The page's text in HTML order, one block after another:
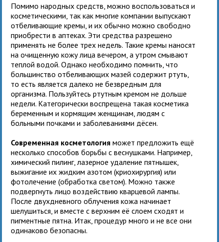
Помимо народных средств, можно воспользоваться и
косметическими, так как многие компании выпускают
отбеливающие кремы, и их обычно можно свободно
приобрести в аптеках. Эти средства разрешено
применять не более трех недель. Такие кремы наносят
на очищенную кожу лица вечером, а утром смывают
теплой водой. Однако необходимо помнить, что
большинство отбеливающих мазей содержит ртуть,
то есть является далеко не безвредным для
организма. Пользуйтесь ртутным кремом не дольше
недели. Категорически воспрещена такая косметика
беременным и кормящим женщинам, людям с
больными почками и заболеваниями дёсен.
Современная косметология может предложить ещё
несколько способов борьбы с веснушками. Например,
химический пилинг, лазерное удаление пятнышек,
выжигание их жидким азотом (криохирургия) или
фотолечение (обработка светом). Можно также
подвергнуть лицо воздействию кварцевой лампы.
После двухдневного облучения кожа начинает
шелушиться, и вместе с верхним её слоем сходят и
пигментные пятна. Итак, процедур много и не все они
одинаково безопасны.